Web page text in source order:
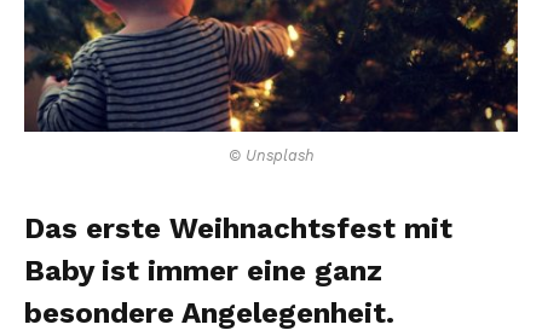
© Unsplash
Das erste Weihnachtsfest mit
Baby ist immer eine ganz
besondere Angelegenheit.